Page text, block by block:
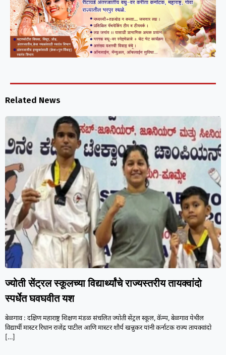
Related News
ज्योती सेंट्रल स्कूलच्या विद्यार्थ्यांचे राज्यस्तरीय तायक्वांदो
स्पर्धेत घवघवीत यश
बेळगाव : दक्षिण महाराष्ट्र शिक्षण मंडळ संचलित ज्योती सेंट्रल स्कूल, कॅम्प, बेळगाव येथील
विद्यार्थी मास्टर रिधान राजेंद्र पाटील आणि मास्टर शौर्य खन्नुकर यांनी कर्नाटक राज्य तायक्वांदो
[…]